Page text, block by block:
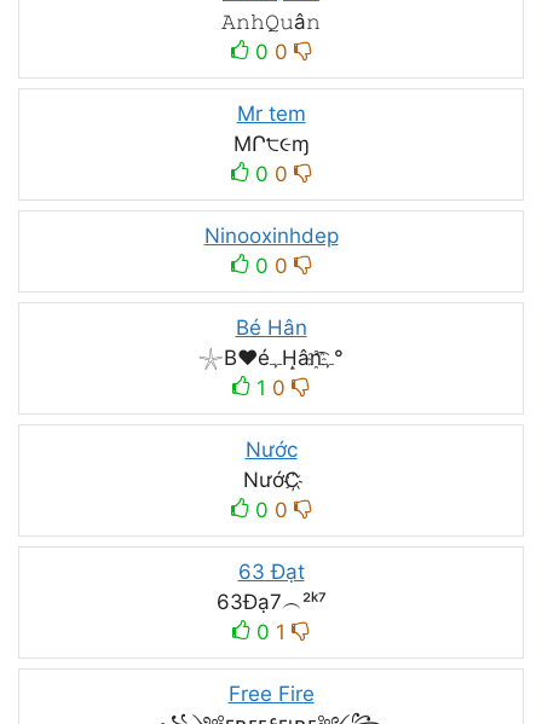
𝙰𝚗𝚑𝚀𝚞â𝚗
0 0
Mr tem
MՐ੮૯ɱ
0 0
Ninooxinhdep
0 0
Bé Hân
𓇼B♥éﮩH̝ân҈ﮩ͡°
1 0
Nước
NướC҉
0 0
63 Đạt
63Đạ7︵²ᵏ⁷
0 1
Free Fire